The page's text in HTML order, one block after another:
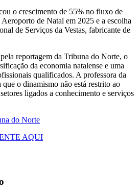
o crescimento de 55% no fluxo de
de Natal em 2025 e a escolha
de Serviços da Vestas, fabricante de
reportagem da Tribuna do Norte, o
da economia natalense e uma
qualificados. A professora da
o dinamismo não está restrito ao
ligados a conhecimento e serviços
do Norte
AQUI